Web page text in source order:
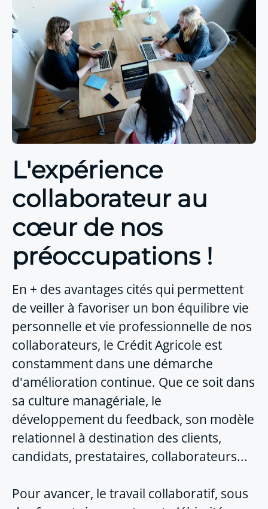
L'expérience
collaborateur au
cœur de nos
préoccupations !
En + des avantages cités qui permettent
de veiller à favoriser un bon équilibre vie
personnelle et vie professionnelle de nos
collaborateurs, le Crédit Agricole est
constamment dans une démarche
d'amélioration continue. Que ce soit dans
sa culture managériale, le
développement du feedback, son modèle
relationnel à destination des clients,
candidats, prestataires, collaborateurs...
Pour avancer, le travail collaboratif, sous